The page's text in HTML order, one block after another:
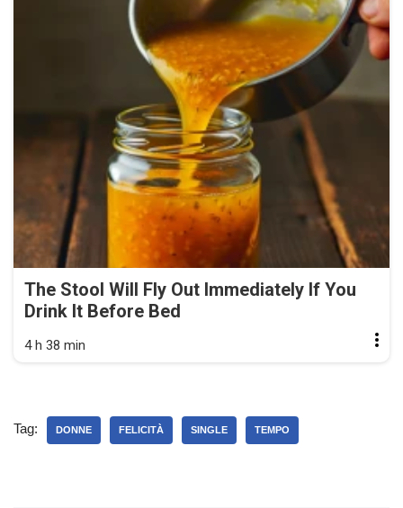
The Stool Will Fly Out Immediately If You
Drink It Before Bed
4 h 38 min
Tag: DONNE FELICITÀ SINGLE TEMPO